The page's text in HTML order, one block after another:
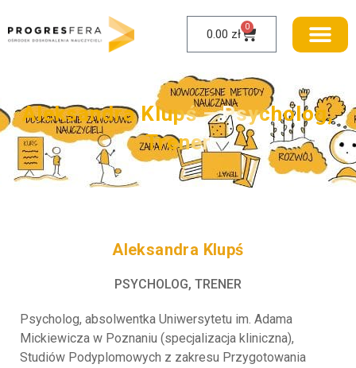
0.00 zł 0
Aleksandra Klupś – Psycholog,
Trener
Aleksandra Klupś
PSYCHOLOG, TRENER
Psycholog, absolwentka Uniwersytetu im. Adama
Mickiewicza w Poznaniu (specjalizacja kliniczna),
Studiów Podyplomowych z zakresu Przygotowania